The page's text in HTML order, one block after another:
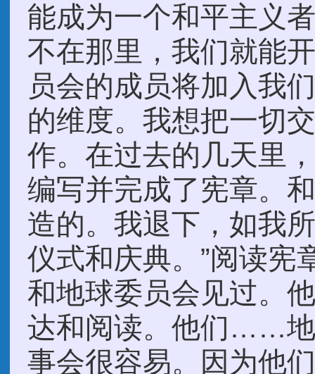
能成为一个和平主义
不在那里，我们就能
员会的成员将加入我
的维度。我想把一切
作。在过去的几天里
编写并完成了宪章。
造的。我退下，如我
仪式和庆典。”阅读宪
和地球委员会见过。
达和阅读。他们……
事会很容易。因为他